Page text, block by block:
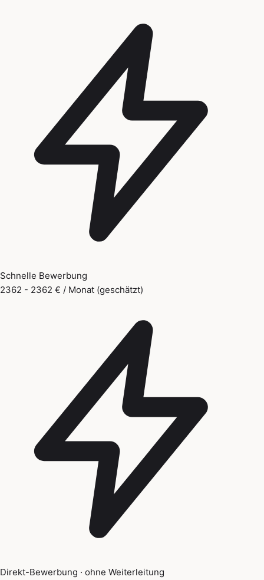
Schnelle Bewerbung
2362 - 2362 € / Monat (geschätzt)
Direkt-Bewerbung · ohne Weiterleitung